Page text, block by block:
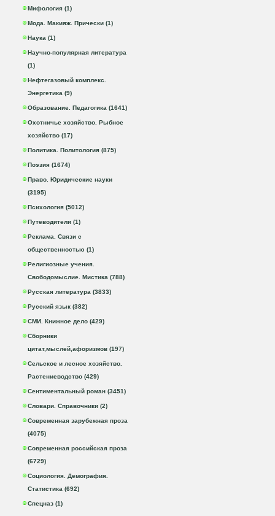
Мифология (1)
Мода. Макияж. Прически (1)
Наука (1)
Научно-популярная литература
(1)
Нефтегазовый комплекс.
Энергетика (9)
Образование. Педагогика (1641)
Охотничье хозяйство. Рыбное
хозяйство (17)
Политика. Политология (875)
Поэзия (1674)
Право. Юридические науки
(3195)
Психология (5012)
Путеводители (1)
Реклама. Связи с
общественностью (1)
Религиозные учения.
Свободомыслие. Мистика (788)
Русская литература (3833)
Русский язык (382)
СМИ. Книжное дело (429)
Сборники
цитат,мыслей,афоризмов (197)
Сельское и лесное хозяйство.
Растениеводство (429)
Сентиментальный роман (3451)
Словари. Справочники (2)
Современная зарубежная проза
(4075)
Современная российская проза
(6729)
Социология. Демография.
Статистика (692)
Спецназ (1)